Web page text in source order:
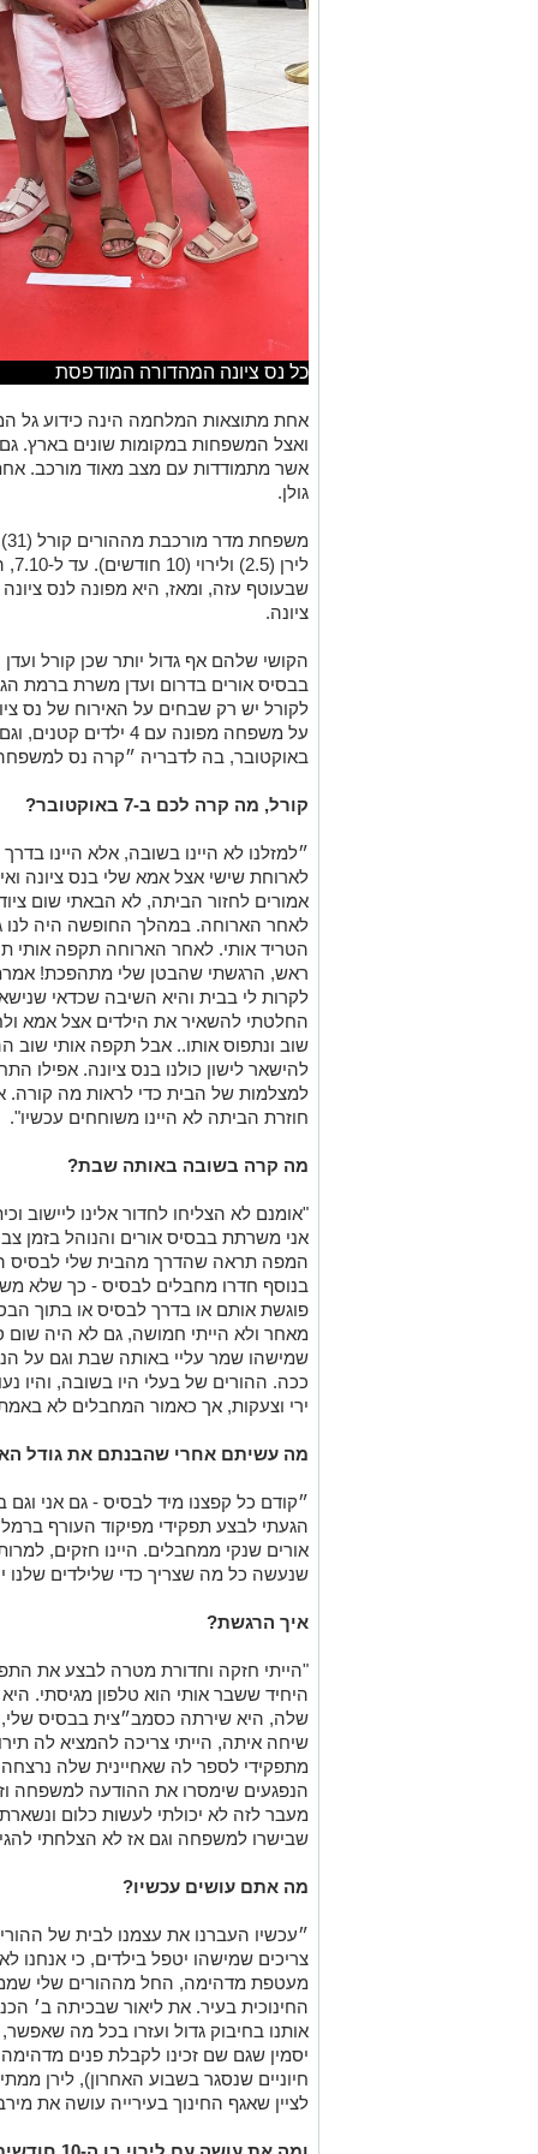
כל נס ציונה המהדורה המודפסת
אחת מתוצאות המלחמה הינה כידוע גל
ואצל המשפחות במקומות שונים בארץ.
אשר מתמודדות עם מצב מאוד מורכב.
גולן.
שבעוטף עזה, ומאז, היא מפונה לנס
ציונה.
הקושי שלהם אף גדול יותר שכן קורל
בבסיס אורים בדרום ועדן משרת ברמת
לקורל יש רק שבחים על האירוח של נס
על משפחה מפונה עם 4
באוקטובר, בה לדבריה ״קרה נס
קורל, מה קרה לכם ב-7 באוקטובר?
״למזלנו לא היינו בשובה, אלא היינו
לארוחת שישי אצל אמא שלי בנס ציונה
אמורים לחזור הביתה, לא הבאתי שום
לאחר הארוחה. במהלך החופשה היה לנו
הטריד אותי. לאחר הארוחה תקפה אותי
ראש, הרגשתי שהבטן שלי מתהפכת!
לקרות לי בבית והיא השיבה שכדאי
החלטתי להשאיר את הילדים אצל אמא
שוב ונתפוס אותו.. אבל תקפה אותי שוב
למצלמות של הבית כדי לראות מה קורה.
חוזרת הביתה לא היינו משוחחים עכשיו".
מה קרה בשובה באותה שבת?
"אומנם לא הצליחו לחדור אלינו ליישוב
אני משרתת בבסיס אורים והנוהל בזמן
בנוסף חדרו מחבלים לבסיס - כך שלא
פוגשת אותם או בדרך לבסיס או בתוך
מאחר ולא הייתי חמושה, גם לא היה שום
שמישהו שמר עליי באותה שבת וגם על
ירי וצעקות, אך כאמור המחבלים לא
מה עשיתם אחרי שהבנתם את גודל
״קודם כל קפצנו מיד לבסיס - גם אני
הגעתי לבצע תפקידי מפיקוד העורף
אורים שנקי ממחבלים. היינו חזקים,
שנעשה כל מה שצריך כדי שלילדים שלנו
איך הרגשת?
"הייתי חזקה וחדורת מטרה לבצע את
היחיד ששבר אותי הוא טלפון מגיסתי.
שלה, היא שירתה כסמב״צית בבסיס
שיחה איתה, הייתי צריכה להמציא לה
מתפקידי לספר לה שאחיינית שלה נרצחה
הנפגעים שימסרו את ההודעה למשפחה
מעבר לזה לא יכולתי לעשות כלום
שבישרו למשפחה וגם אז לא הצלחתי
מה אתם עושים עכשיו?
״עכשיו העברנו את עצמנו לבית של
צריכים שמישהו יטפל בילדים, כי אנחנו
מעטפת מדהימה, החל מההורים שלי
החינוכית בעיר. את ליאור שבכיתה ב׳
אותנו בחיבוק גדול ועזרו בכל מה
יסמין שגם שם זכינו לקבלת פנים
חיוניים שנסגר בשבוע האחרון), לירן
לציין שאגף החינוך בעירייה עושה את